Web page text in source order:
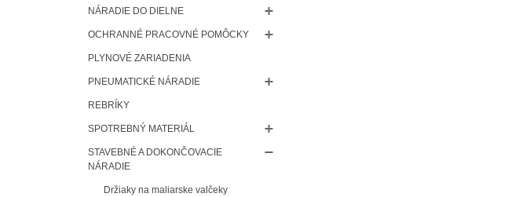
NÁRADIE DO DIELNE
OCHRANNÉ PRACOVNÉ POMÔCKY
PLYNOVÉ ZARIADENIA
PNEUMATICKÉ NÁRADIE
REBRÍKY
SPOTREBNÝ MATERIÁL
STAVEBNÉ A DOKONČOVACIE
NÁRADIE
Držiaky na maliarske valčeky